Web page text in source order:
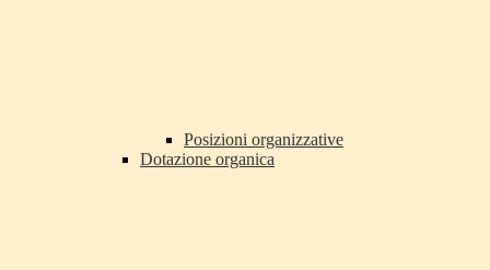
Posizioni organizzative
Dotazione organica